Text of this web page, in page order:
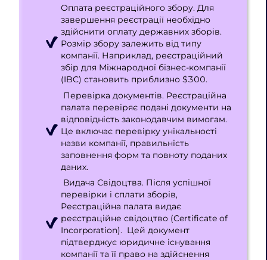
Оплата реєстраційного збору. Для
завершення реєстрації необхідно
здійснити оплату державних зборів.
Розмір збору залежить від типу
компанії. Наприклад, реєстраційний
збір для Міжнародної бізнес-компанії
(IBC) становить приблизно $300.
Перевірка документів. Реєстраційна
палата перевіряє подані документи на
відповідність законодавчим вимогам.
Це включає перевірку унікальності
назви компанії, правильність
заповнення форм та повноту поданих
даних.
Видача Свідоцтва. Після успішної
перевірки і сплати зборів,
Реєстраційна палата видає
реєстраційне свідоцтво (Certificate of
Incorporation). Цей документ
підтверджує юридичне існування
компанії та її право на здійснення